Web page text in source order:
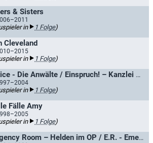
& Sisters
in 1 Folge)
Cleveland
in 1 Folge)
Practice - Die Anwälte / Einspruch! – Kanzlei Donnell & Partner
in 1 Folge)
Fälle Amy
in 1 Folge)
Emergency Room – Helden im OP / E.R. - Emergency Room